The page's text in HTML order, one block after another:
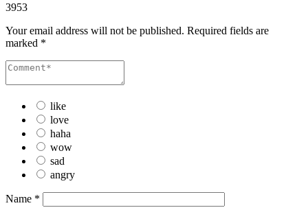
3953
Your email address will not be published. Required fields are
marked *
like
love
haha
wow
sad
angry
Name *